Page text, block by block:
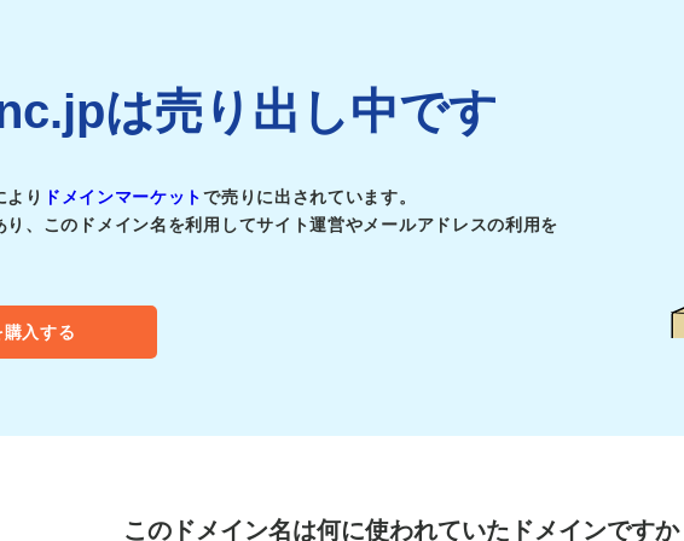
は売り出し中です
より ドメインマーケットで売りに出されています。
、このドメイン名を利用してサイト運営やメールアドレスの利用を
入する
このドメイン名は何に使われていたドメインですか